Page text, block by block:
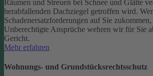
Räumen und Streuen bei Schnee und Glätte
herabfallenden Dachziegel getroffen wird.
Schadenersatzforderungen auf Sie
Unberechtigte Ansprüche wehren wir für Sie
Gericht.
Mehr erfahren
Wohnungs- und Grundstücksrechtsschutz